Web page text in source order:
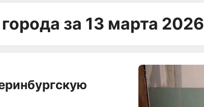
за 13 марта 2026